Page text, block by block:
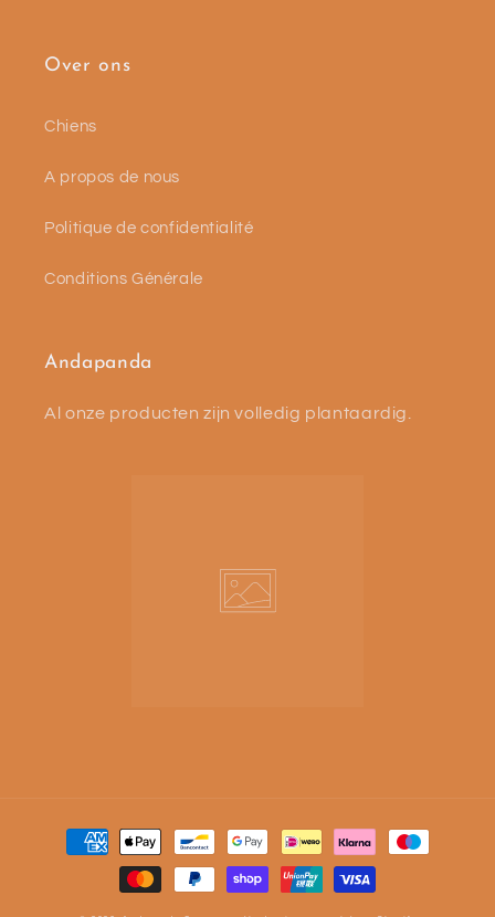
Over ons
Chiens
A propos de nous
Politique de confidentialité
Conditions Générale
Andapanda
Al onze producten zijn volledig plantaardig.
Moyens
paiement